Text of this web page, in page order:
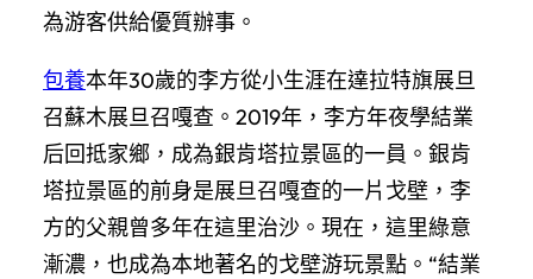
為游客供給優質辦事。
包養本年30歲的李方從小生涯在達拉特旗展旦
召蘇木展旦召嘎查。2019年，李方年夜學結業
后回抵家鄉，成為銀肯塔拉景區的一員。銀肯
塔拉景區的前身是展旦召嘎查的一片戈壁，李
方的父親曾多年在這里治沙。現在，這里綠意
漸濃，也成為本地著名的戈壁游玩景點。“結業